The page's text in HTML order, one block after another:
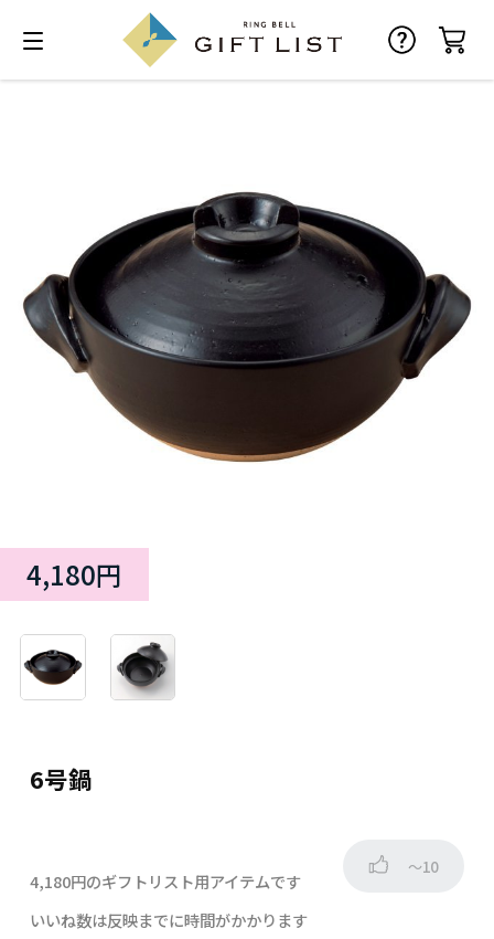
6号鍋
4,180円
4,180円のギフトリスト用アイテムです
～10
いいね数は反映までに時間がかかります